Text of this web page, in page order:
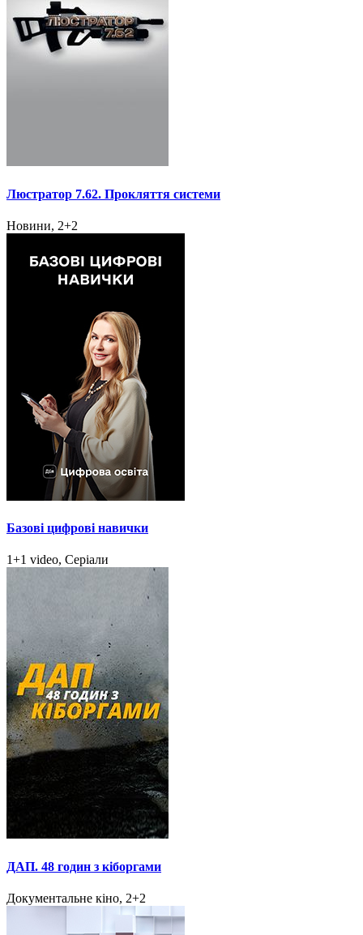
Люстратор 7.62. Прокляття системи
Новини, 2+2
Базові цифрові навички
1+1 video, Серіали
ДАП. 48 годин з кіборгами
Документальне кіно, 2+2